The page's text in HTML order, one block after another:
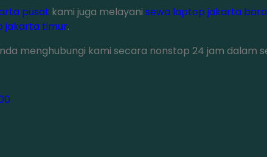
pusat kami juga melayani sewa laptop jakarta
jakarta timur.
menghubungi kami secara nonstop 24 jam dalam